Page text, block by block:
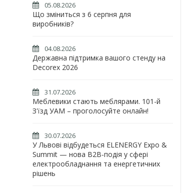
05.08.2026
Що зміниться з 6 серпня для
виробників?
04.08.2026
Державна підтримка вашого стенду на
Decorex 2026
31.07.2026
Меблевики стають меблярами. 101-й
З'їзд УАМ – проголосуйте онлайн!
30.07.2026
У Львові відбудеться ELENERGY Expo &
Summit — нова B2B-подія у сфері
електрообладнання та енергетичних
рішень